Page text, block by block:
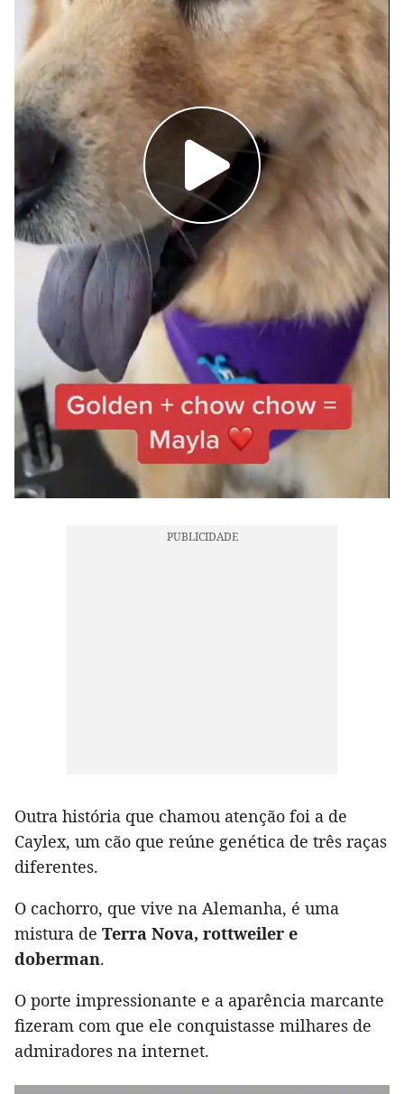
Outra história que chamou atenção foi a de
Caylex, um cão que reúne genética de três raças
diferentes.
O cachorro, que vive na Alemanha, é uma
mistura de Terra Nova, rottweiler e
doberman.
O porte impressionante e a aparência marcante
fizeram com que ele conquistasse milhares de
admiradores na internet.